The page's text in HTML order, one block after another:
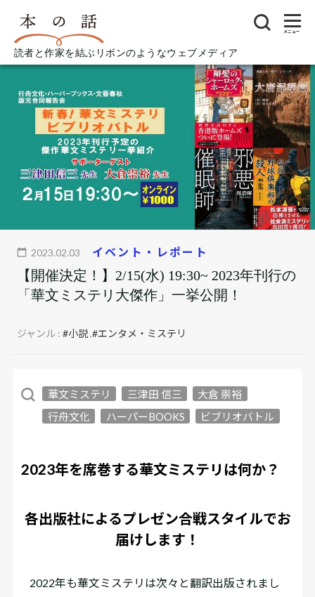
読者と作家を結ぶリボンのようなウェブメディア
メニュー
2023.02.03 イベント・レポート
【開催決定！】2/15(水) 19:30~ 2023年刊行の
「華文ミステリ大傑作」一挙公開！
ジャンル :#小説,#エンタメ・ミステリ
華文ミステリ 三津田 信三
大倉 崇裕
行舟文化
ハーパーBOOKS ビブリオバトル
2023年を席巻する華文ミステリは何か？
各出版社によるプレゼン合戦スタイルでお
届けします！
2022年も華文ミステリは次々と翻訳出版されまし